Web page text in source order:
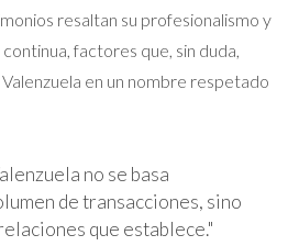
resaltan su profesionalismo y
factores que, sin duda,
en un nombre respetado
no se basa
de transacciones, sino
que establece."